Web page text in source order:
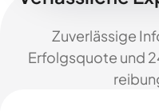
Zuverlässige
Erfolgsquote und